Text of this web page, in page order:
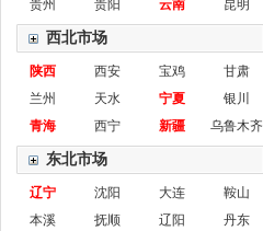
贵州
贵阳 云南 昆明
西北市场
陕西 西安 宝鸡
甘肃
兰州
天水 宁夏
银川
青海
西宁 新疆 乌鲁木齐
东北市场
辽宁 沈阳 大连
鞍山
本溪
抚顺 辽阳
丹东